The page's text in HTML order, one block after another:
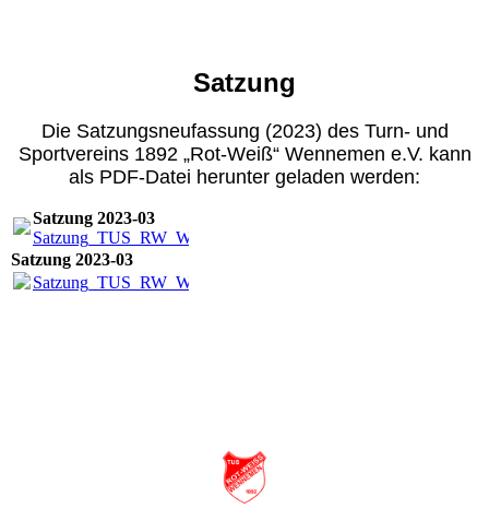
Satzung
Die Satzungsneufassung (2023) des Turn- und
Sportvereins 1892 „Rot-Weiß“ Wennemen e.V. kann
als PDF-Datei herunter geladen werden:
Satzung 2023-03
Satzung_TUS_RW_WENNEMEN_03_2023.pdf
Satzung 2023-03
Satzung_TUS_RW_WENNEMEN_03_2023.pdf